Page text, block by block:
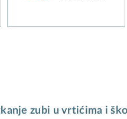
zubi u vrtićima i